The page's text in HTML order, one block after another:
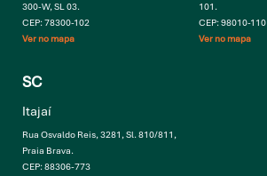
300-W, SL 03.
CEP: 78300-102
Ver no mapa
101.
CEP: 98010-110
Ver no mapa
SC
Itajaí
Rua Osvaldo Reis, 3281, Sl. 810/811,
Praia Brava.
CEP: 88306-773